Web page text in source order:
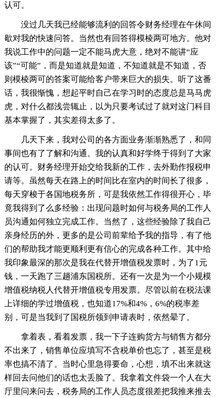
认可。
没过几天我已经能够流利的回答令财务经理在午休间
歇对我的快速问答。当然也有回答得模棱两可地方。他对
我说工作中的问题一定不能马虎大意，绝对不能讲“应
该”“可能”，而是知道就是知道，不知道就是不知道，否
则模棱两可的答案可能给客户带来巨大的损失。听了这番
话，我很惭愧，想起平时自己在学习时的态度总是马马虎
虎，对什么都浅尝辄止，以为只要考试过了就对这门科目
基本掌握了，其实差得太多了。
几天下来，我对公司的各方面业务渐渐熟悉了，和同
事间也有了了解和沟通。我的认真和好学终于得到了大家
的认可。财务经理开始交给我新的工作，去外勤作报税申
请等。虽然每天在路上的时间比在室内的时间长了很多，
每天穿梭于各国地税务所，可是我依然工作得很开心，毕
竟我得到了么多经验：出现问题时如何与税务局的工作人
员沟通如何独立完成工作。当然了，这些经验除了我自己
亲身经历的外，更多的是公司前辈给予我的指导，有了他
们的帮助我才能更顺利更有信心的完成各种工作。其中给
我印象最深的那次是我在代替开增值税发票时，为了1元
钱，一天跑了三趟浦东国税所。还有一次是为一个小规模
增值税纳税人代替开增值税专用发票。尽管以前在税法课
上详细的学过增值税，也知道17%和4%，6%的税率差
别，可是当我到了国税所领到申请表时，依然晕了。
拿着表，看着发票，我一下子连购货方与销售方都分
不出来了，销售单位应填写不含税单价也忘了，甚至是税
率也搞不清了。当时心里急得要命，心想，填不出来就这
样回去问他们的话也太丢脸了。我拿着文件袋一个人在大
厅里问来问去，税务局的工作人员态度很差把我推来推去